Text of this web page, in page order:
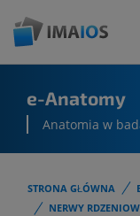
e-Anatomy
Anatomia w
STRONA GŁÓWNA
NERWY